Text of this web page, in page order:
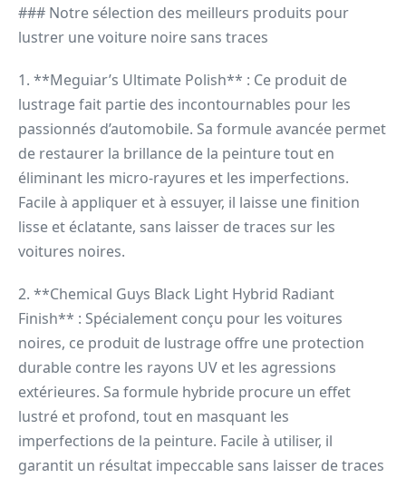
### Notre sélection des meilleurs produits pour
lustrer une voiture noire sans traces
1. **Meguiar’s Ultimate Polish** : Ce produit de
lustrage fait partie des incontournables pour les
passionnés d’automobile. Sa formule avancée permet
de restaurer la brillance de la peinture tout en
éliminant les micro-rayures et les imperfections.
Facile à appliquer et à essuyer, il laisse une finition
lisse et éclatante, sans laisser de traces sur les
voitures noires.
2. **Chemical Guys Black Light Hybrid Radiant
Finish** : Spécialement conçu pour les voitures
noires, ce produit de lustrage offre une protection
durable contre les rayons UV et les agressions
extérieures. Sa formule hybride procure un effet
lustré et profond, tout en masquant les
imperfections de la peinture. Facile à utiliser, il
garantit un résultat impeccable sans laisser de traces